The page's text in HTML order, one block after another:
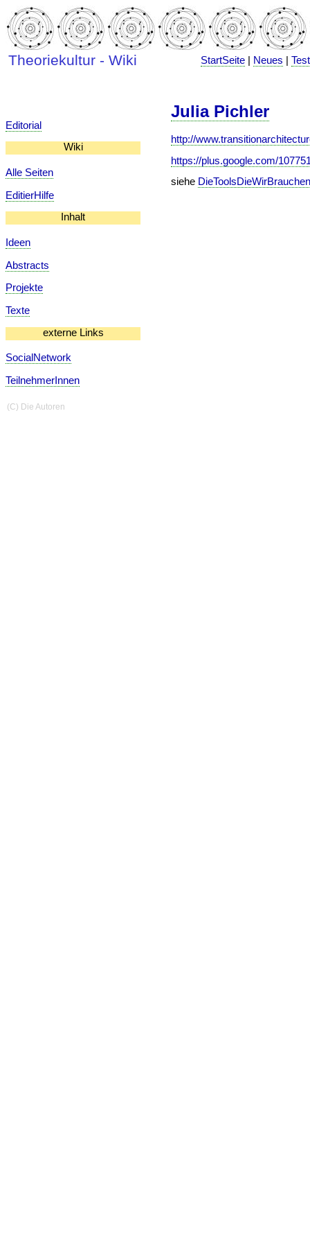
Theoriekultur - Wiki StartSeite Neues |
Editorial
Wiki
Alle Seiten
EditierHilfe
Inhalt
Ideen
Abstracts
Projekte
Texte
externe Links
SocialNetwork
TeilnehmerInnen
Julia Pichler
http://
https://plus.google.com/
siehe DieToolsDieWirBrauchen
(C) Die Autoren